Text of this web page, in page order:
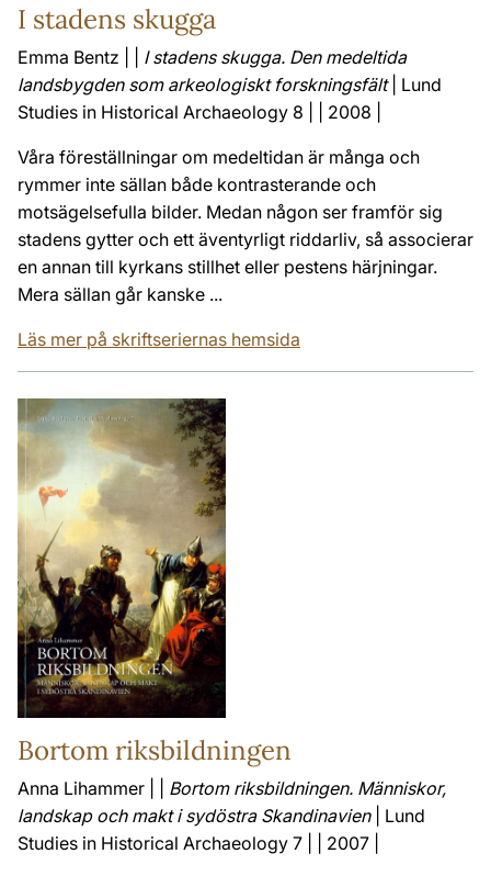
I stadens skugga
Emma Bentz | | I stadens skugga. Den medeltida
landsbygden som arkeologiskt forskningsfält| Lund
Studies in Historical Archaeology 8 | | 2008 |
Våra föreställningar om medeltidan är många och
rymmer inte sällan både kontrasterande och
motsägelsefulla bilder. Medan någon ser framför sig
stadens gytter och ett äventyrligt riddarliv, så associerar
en annan till kyrkans stillhet eller pestens härjningar.
Mera sällan går kanske ...
Läs mer på skriftseriernas hemsida
Bortom riksbildningen
Anna Lihammer | | Bortom riksbildningen. Människor,
landskap och makt i sydöstra Skandinavien| Lund
Studies in Historical Archaeology 7 | | 2007 |